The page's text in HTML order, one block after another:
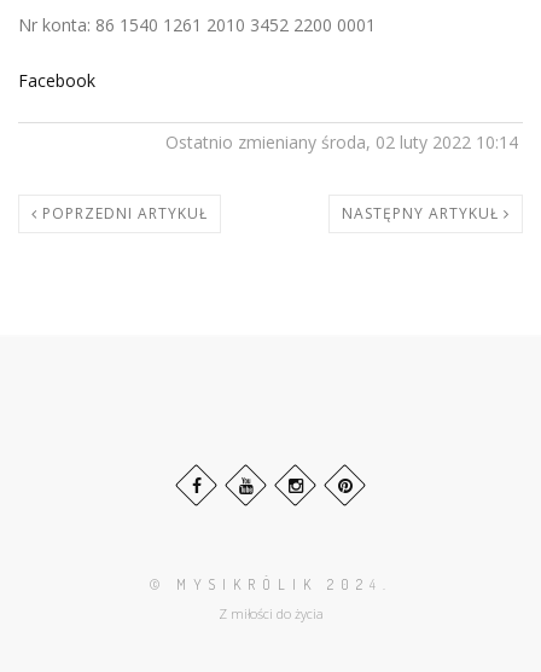
Nr konta: 86 1540 1261 2010 3452 2200 0001
Facebook
Ostatnio zmieniany środa, 02 luty 2022 10:14
POPRZEDNI ARTYKUŁ NASTĘPNY ARTYKUŁ
© MYSIKRÓLIK 202 4.
Z miłości do życia